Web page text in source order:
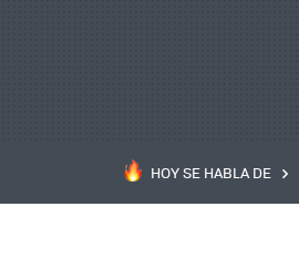
HOY SE HABLA DE